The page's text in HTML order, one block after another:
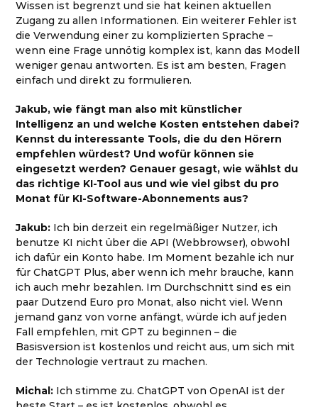
Wissen ist begrenzt und sie hat keinen aktuellen
Zugang zu allen Informationen. Ein weiterer Fehler ist
die Verwendung einer zu komplizierten Sprache –
wenn eine Frage unnötig komplex ist, kann das Modell
weniger genau antworten. Es ist am besten, Fragen
einfach und direkt zu formulieren.
Jakub, wie fängt man also mit künstlicher
Intelligenz an und welche Kosten entstehen dabei?
Kennst du interessante Tools, die du den Hörern
empfehlen würdest? Und wofür können sie
eingesetzt werden? Genauer gesagt, wie wählst du
das richtige KI-Tool aus und wie viel gibst du pro
Monat für KI-Software-Abonnements aus?
Jakub: Ich bin derzeit ein regelmäßiger Nutzer, ich
benutze KI nicht über die API (Webbrowser), obwohl
ich dafür ein Konto habe. Im Moment bezahle ich nur
für ChatGPT Plus, aber wenn ich mehr brauche, kann
ich auch mehr bezahlen. Im Durchschnitt sind es ein
paar Dutzend Euro pro Monat, also nicht viel. Wenn
jemand ganz von vorne anfängt, würde ich auf jeden
Fall empfehlen, mit GPT zu beginnen – die
Basisversion ist kostenlos und reicht aus, um sich mit
der Technologie vertraut zu machen.
Michal: Ich stimme zu. ChatGPT von OpenAI ist der